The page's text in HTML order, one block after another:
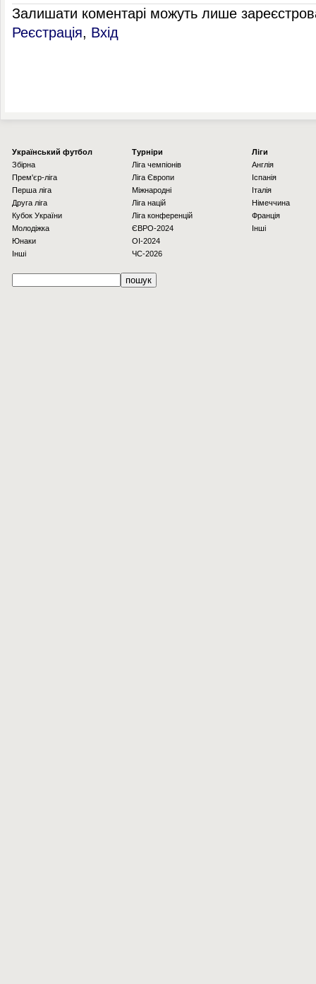
Залишати коментарі можуть лише
Реєстрація, Вхід
Українcький футбол
Збірна
Прем'єр-ліга
Перша ліга
Друга ліга
Кубок України
Молодіжка
Юнаки
Інші
Турніри
Ліга чемпіонів
Ліга Європи
Міжнародні
Ліга націй
Ліга конференцій
ЄВРО-2024
OI-2024
ЧС-2026
Ліги
Англія
Іспанія
Італія
Німеччина
Франція
Інші